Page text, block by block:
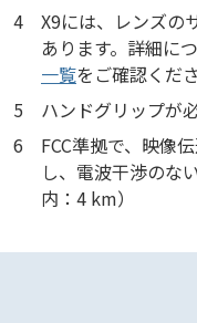
4
X9には、レンズの
あります。詳細に
一覧をご確認くださ
5
ハンドグリップが
6
FCC準拠で、映像
し、電波干渉のな
内：4 km）